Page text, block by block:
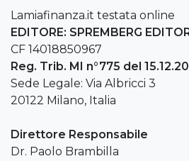
Lamiafinanza.it testata online
EDITORE: SPREMBERG
CF 14018850967
Reg. Trib. MI n°775 del
Sede Legale: Via Albricci 3
20122 Milano, Italia
Direttore Responsabile
Dr. Paolo Brambilla